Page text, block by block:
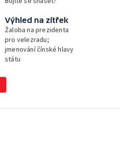
Výhled na zítřek
Žaloba na prezidenta
pro velezradu;
jmenování čínské hlavy
státu